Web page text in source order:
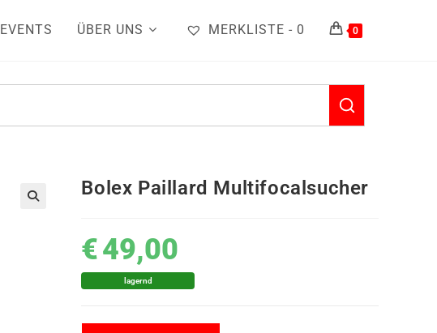
EVENTS ÜBER UNS MERKLISTE - 0 0
Bolex Paillard Multifocalsucher
€49,00
lagernd